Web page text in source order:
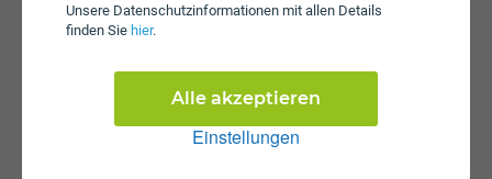
Unsere Daten­schutz­informationen mit allen Details
finden Sie hier.
Einstellungen
Alle akzeptieren
Die Vertragslaufzeit bei Internet fiber Neustadtl 1000 NAT
+ IP-Festnetz beträgt 24 Monate. Die Kündigungsfrist
beträgt 1 Monat.